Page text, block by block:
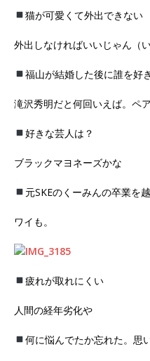
猫が可愛くて外出できない
外出しなければいいじゃん（い
福山が結婚した後に誰を好
滝沢秀明だと何回いえば。ペ
好きな芸人は？
ブラックマヨネーズかな
元SKEのくーみんの卒業を
ワイも。
疲れが取れにくい
人間の経年劣化や
何に悩んでたか忘れた。思